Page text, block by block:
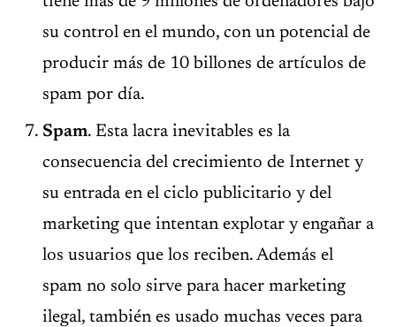
su control en el mundo, con un potencial de
producir más de 10 billones de artículos de
spam por día.
Spam. Esta lacra inevitables es la
consecuencia del crecimiento de Internet y
su entrada en el ciclo publicitario y del
marketing que intentan explotar y engañar a
los usuarios que los reciben. Además el
spam no solo sirve para hacer marketing
ilegal, también es usado muchas veces para